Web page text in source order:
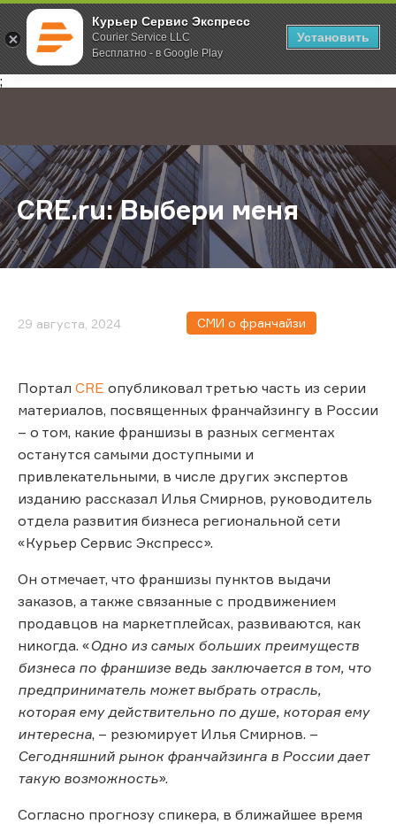
Курьер Сервис Экспресс
Courier Service LLC
Бесплатно - в Google Play
Установить
;
Главная О компании Новости CRE.ru: Выбери меня
CRE.ru: Выбери меня
29 августа, 2024 СМИ о франчайзи
Портал CRE опубликовал третью часть из серии
материалов, посвященных франчайзингу в России
– о том, какие франшизы в разных сегментах
останутся самыми доступными и
привлекательными, в числе других экспертов
изданию рассказал Илья Смирнов, руководитель
отдела развития бизнеса региональной сети
«Курьер Сервис Экспресс».
Он отмечает, что франшизы пунктов выдачи
заказов, а также связанные с продвижением
продавцов на маркетплейсах, развиваются, как
никогда. «Одно из самых больших преимуществ
бизнеса по франшизе ведь заключается в том, что
предприниматель может выбрать отрасль,
которая ему действительно по душе, которая ему
интересна, – резюмирует Илья Смирнов. –
Сегодняшний рынок франчайзинга в России дает
такую возможность».
Согласно прогнозу спикера, в ближайшее время